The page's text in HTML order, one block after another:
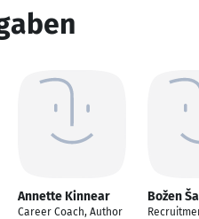
Annette Kinnear
Career Coach, Author
Božen